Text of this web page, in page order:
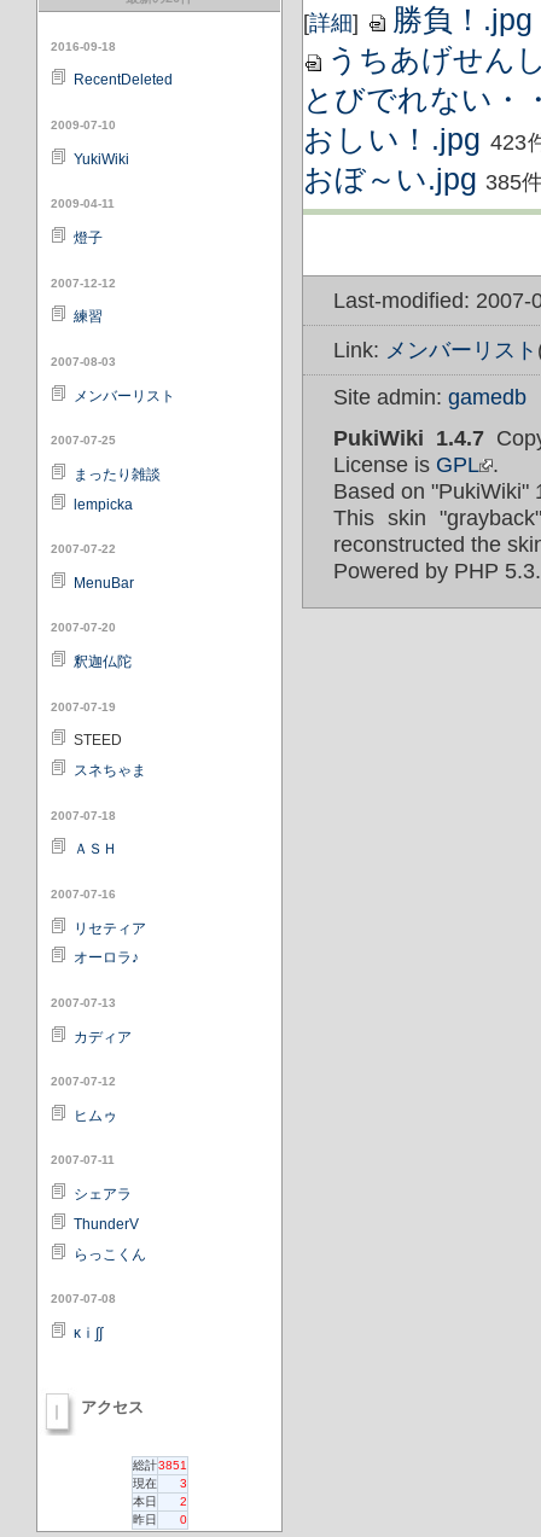
2016-09-18
RecentDeleted
2009-07-10
YukiWiki
2009-04-11
燈子
2007-12-12
練習
2007-08-03
メンバーリスト
2007-07-25
まったり雑談
lempicka
2007-07-22
MenuBar
2007-07-20
釈迦仏陀
2007-07-19
STEED
スネちゃま
2007-07-18
ＡＳＨ
2007-07-16
リセティア
オーロラ♪
2007-07-13
カディア
2007-07-12
ヒムゥ
2007-07-11
シェアラ
ThunderV
らっこくん
2007-07-08
κⅰ∫∫
アクセス
総計3851
現在
3
本日
2
昨日
0
[詳細] 勝負！.jpg
うちあげせん
とびでれない・
おしい！.jpg 423
おぼ～い.jpg 385
Last-modified: 2007-
Link: メンバーリスト
Site admin: gamedb
PukiWiki 1.4.7
License is GPL .
Based on "PukiWiki"
This skin
reconstructed the
Powered by PHP